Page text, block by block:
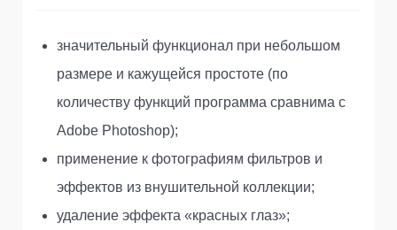
значительный функционал при небольшом
размере и кажущейся простоте (по
количеству функций программа сравнима с
Adobe Photoshop);
применение к фотографиям фильтров и
эффектов из внушительной коллекции;
удаление эффекта «красных глаз»;